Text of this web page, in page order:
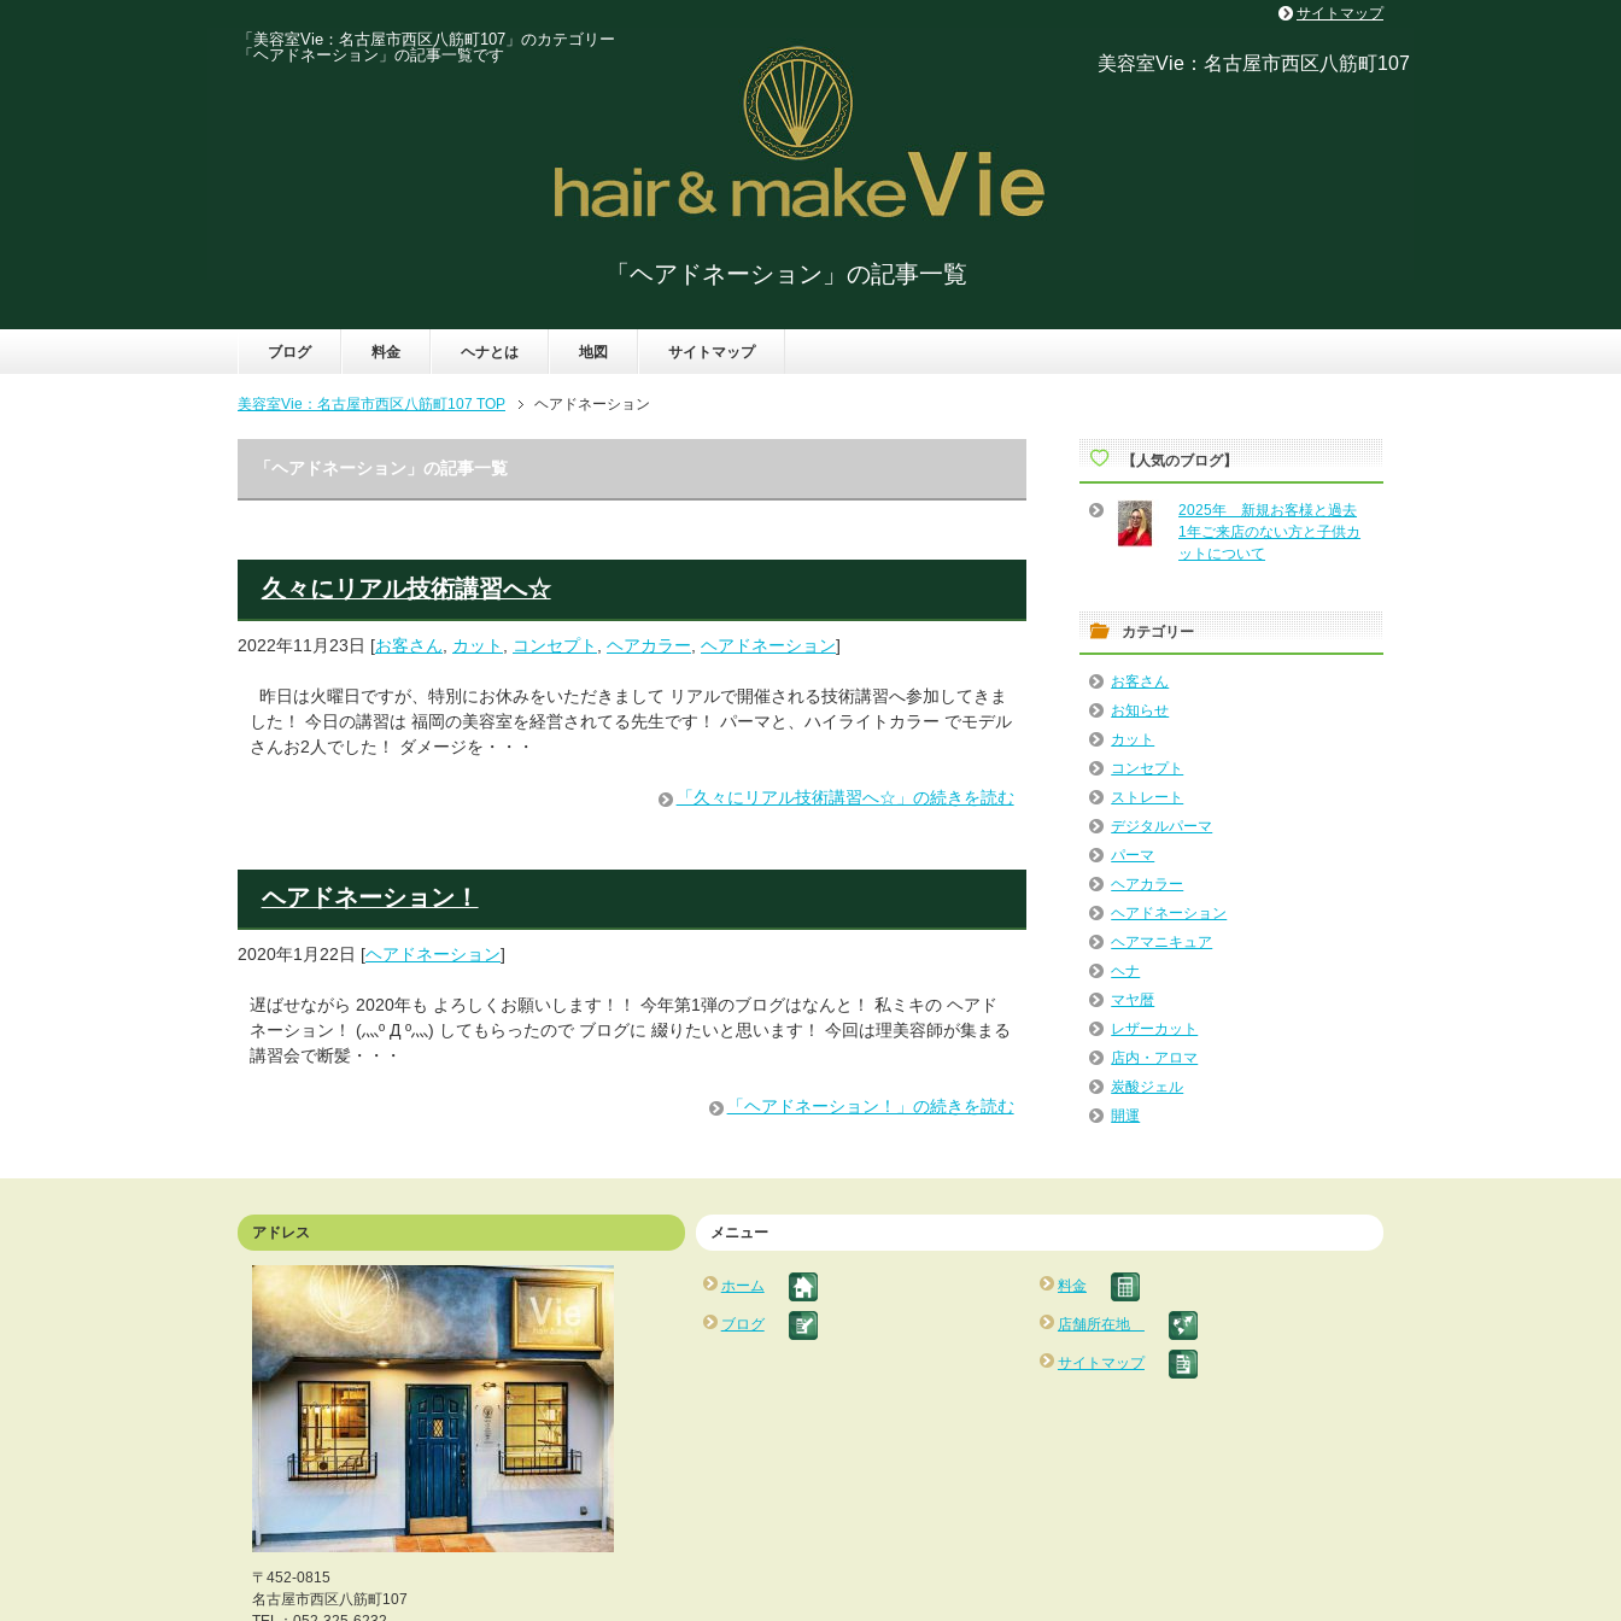
美容室Vie：名古屋市西区八筋町107
「ヘアドネーション」の記事一覧
「美容室Vie：名古屋市西区八筋町107」のカテゴリー
「ヘアドネーション」の記事一覧です
ブログ 料金 ヘナとは 地図 サイトマップ
美容室Vie：名古屋市西区八筋町107 TOP ヘアドネーション
「ヘアドネーション」の記事一覧
久々にリアル技術講習へ☆
2022年11月23日 [お客さん カット コンセプト ヘアカラー ヘアドネーション]
昨日は火曜日ですが、特別にお休みをいただきまして リアルで開催される技術講習へ参加してきま
した！ 今日の講習は 福岡の美容室を経営されてる先生です！ パーマと、ハイライトカラー でモデル
さんお2人でした！ ダメージを・・・
「久々にリアル技術講習へ☆」の続きを読む
ヘアドネーション！
2020年1月22日 [ヘアドネーション]
遅ばせながら 2020年も よろしくお願いします！！ 今年第1弾のブログはなんと！ 私ミキの ヘアド
ネーション！ (灬º Д º灬) してもらったので ブログに 綴りたいと思います！ 今回は理美容師が集まる
講習会で断髪・・・
「ヘアドネーション！」の続きを読む
【人気のブログ】
2025年 新規お客様と過去
1年ご来店のない方と子供カ
ットについて
カテゴリー
お客さん
お知らせ
カット
コンセプト
ストレート
デジタルパーマ
パーマ
ヘアカラー
ヘアドネーション
ヘアマニキュア
ヘナ
マヤ暦
レザーカット
店内・アロマ
炭酸ジェル
開運
アドレス
〒452-0815
名古屋市西区八筋町107
メニュー
ホーム
ブログ
料金
店舗所在地
サイトマップ
サイトマップ